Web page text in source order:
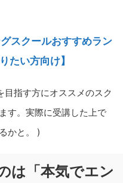
スクールおすすめラン
たい方向け】
指す方にオススメのスク
す。実際に受講した上で
かと。 )
は「本気でエン